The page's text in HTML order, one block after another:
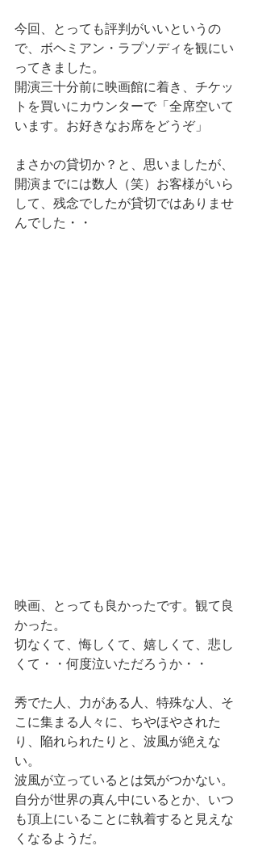
今回、とっても評判がいいというの
で、ボヘミアン・ラプソディを観にい
ってきました。
開演三十分前に映画館に着き、チケッ
トを買いにカウンターで「全席空いて
います。お好きなお席をどうぞ」
まさかの貸切か？と、思いましたが、
開演までには数人（笑）お客様がいら
して、残念でしたが貸切ではありませ
んでした・・
映画、とっても良かったです。観て良
かった。
切なくて、悔しくて、嬉しくて、悲し
くて・・何度泣いただろうか・・
秀でた人、力がある人、特殊な人、そ
こに集まる人々に、ちやほやされた
り、陥れられたりと、波風が絶えな
い。
波風が立っているとは気がつかない。
自分が世界の真ん中にいるとか、いつ
も頂上にいることに執着すると見えな
くなるようだ。